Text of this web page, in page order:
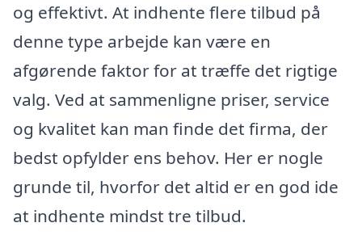
og effektivt. At indhente flere tilbud på
denne type arbejde kan være en
afgørende faktor for at træffe det rigtige
valg. Ved at sammenligne priser, service
og kvalitet kan man finde det firma, der
bedst opfylder ens behov. Her er nogle
grunde til, hvorfor det altid er en god ide
at indhente mindst tre tilbud.